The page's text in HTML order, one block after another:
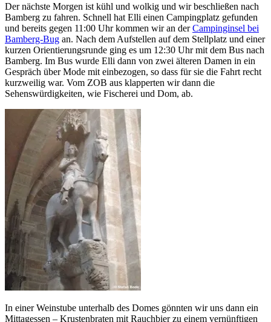
Der nächste Morgen ist kühl und wolkig und wir beschließen nach
Bamberg zu fahren. Schnell hat Elli einen Campingplatz gefunden
und bereits gegen 11:00 Uhr kommen wir an derCampinginsel bei
Bamberg-Bug an. Nach dem Aufstellen auf dem Stellplatz und einer
kurzen Orientierungsrunde ging es um 12:30 Uhr mit dem Bus nach
Bamberg. Im Bus wurde Elli dann von zwei älteren Damen in ein
Gespräch über Mode mit einbezogen, so dass für sie die Fahrt recht
kurzweilig war. Vom ZOB aus klapperten wir dann die
Sehenswürdigkeiten, wie Fischerei und Dom, ab.
In einer Weinstube unterhalb des Domes gönnten wir uns dann ein
Mittagessen – Krustenbraten mit Rauchbier zu einem vernünftigen